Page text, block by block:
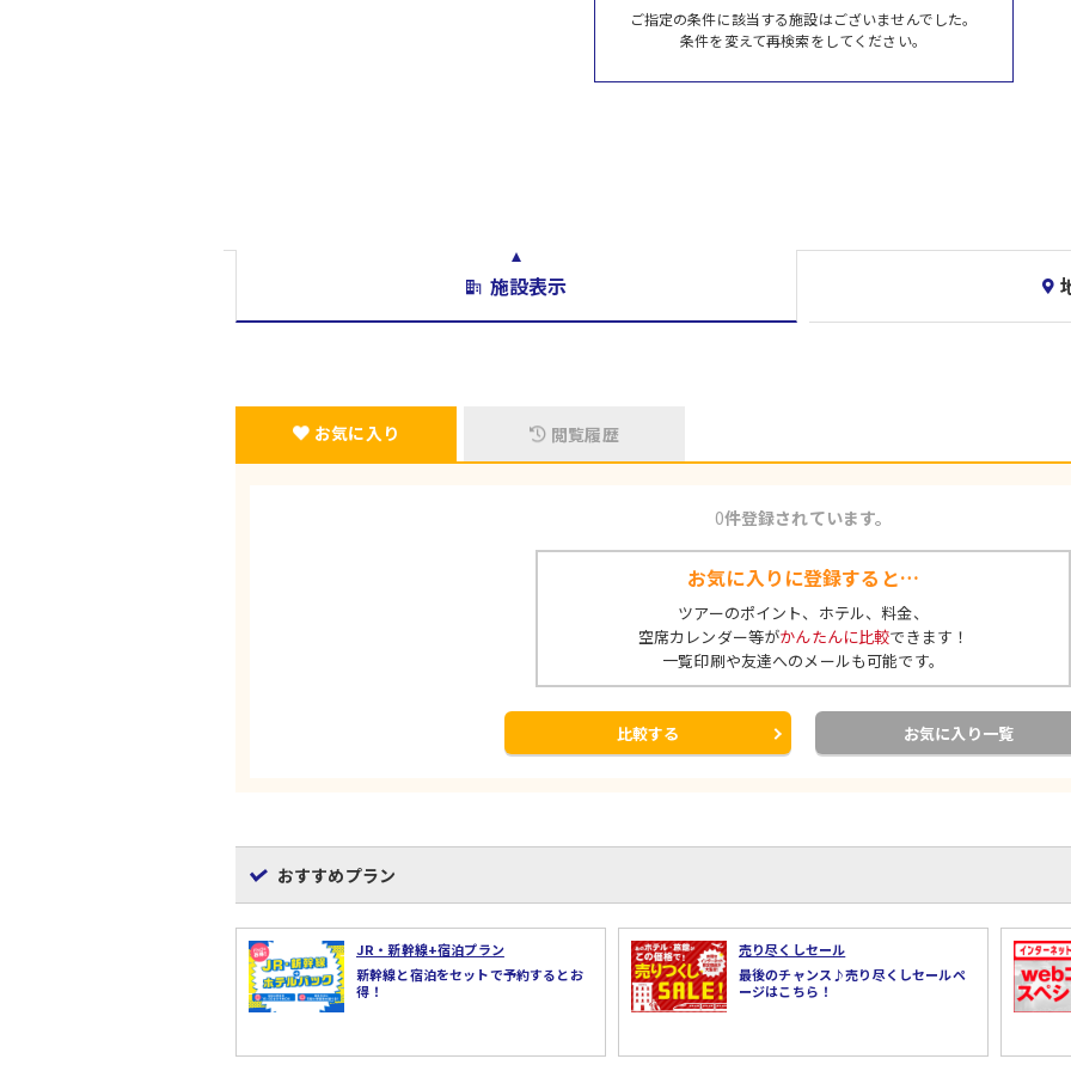
ご指定の条件に該当する施設はございませんでした。
条件を変えて再検索をしてください。
施設表示
お気に入り 閲覧履歴
0件登録されています。
お気に入りに登録すると…
ツアーのポイント、ホテル、料金、
空席カレンダー等がかんたんに比較できます！
一覧印刷や友達へのメールも可能です。
比較する お気に入り一覧
おすすめプラン
JR・新幹線+宿泊プラン
新幹線と宿泊をセットで予約するとお
得！
売り尽くしセール
最後のチャンス♪売り尽くしセールペ
ージはこちら！